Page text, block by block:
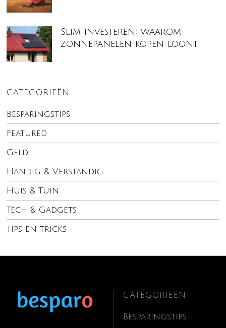
Slim investeren: waarom
zonnepanelen kopen loont
CATEGORIEËN
Besparingstips
Featured
Geld
Handig & Verstandig
Huis & Tuin
Tech & Gadgets
Tips en tricks
CATEGORIEËN
Besparingstips